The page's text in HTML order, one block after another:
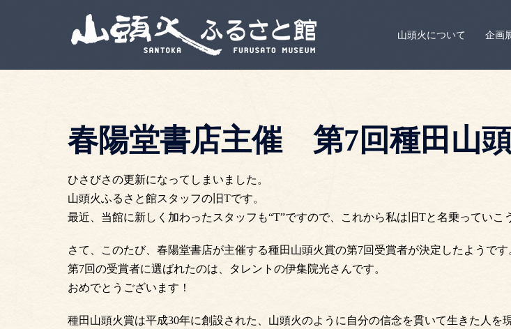
山頭火について 企画
春陽堂書店主催 第7回種田山
ひさびさの更新になってしまいました。
山頭火ふるさと館スタッフの旧Tです。
最近、当館に新しく加わったスタッフも“T”ですので、これから私は旧Tと名乗っていこ
さて、このたび、春陽堂書店が主催する種田山頭火賞の第7回受賞者が決定したようです
第7回の受賞者に選ばれたのは、タレントの伊集院光さんです。
おめでとうございます！
種田山頭火賞は平成30年に創設された、山頭火のように自分の信念を貫いて生きた人を